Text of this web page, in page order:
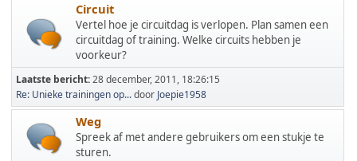
Circuit
Vertel hoe je circuitdag is verlopen. Plan samen een
circuitdag of training. Welke circuits hebben je
voorkeur?
Laatste bericht:28 december, 2011, 18:26:15
Re: Unieke trainingen op...door Joepie1958
Weg
Spreek af met andere gebruikers om een stukje te
sturen.